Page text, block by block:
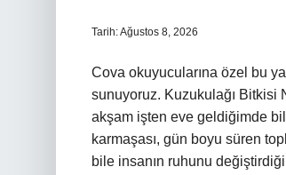
Tarih: Ağustos 8, 2026
Cova okuyucularına özel bu
sunuyoruz. Kuzukulağı Bitkisi
akşam işten eve geldiğimde
karmaşası, gün boyu süren
bile insanın ruhunu